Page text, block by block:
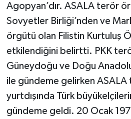
Agopyan’dır. ASALA terör
Sovyetler Birliği’nden ve
örgütü olan Filistin Kurtuluş
etkilendiğini belirtti. PKK
Güneydoğu ve Doğu
ile gündeme gelirken
yurtdışında Türk
gündeme geldi. 20 Ocak